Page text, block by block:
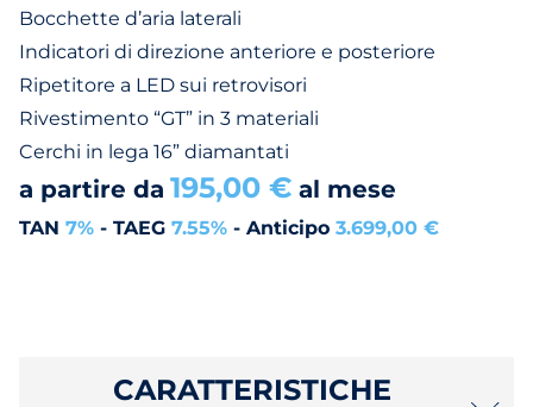
Bocchette d’aria laterali
Indicatori di direzione anteriore e posteriore
Ripetitore a LED sui retrovisori
Rivestimento “GT” in 3 materiali
Cerchi in lega 16” diamantati
a partire da 195,00 € al mese
TAN 7% - TAEG 7.55% - Anticipo 3.699,00 €
CARATTERISTICHE